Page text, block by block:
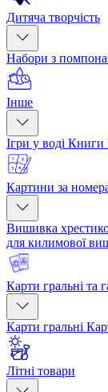
Дитяча творчість
Набори з
Інше
Ігри у воді Книги
Картини за
Вишивка
для килимової
Карти гральні та
Карти гральні
Літні товари